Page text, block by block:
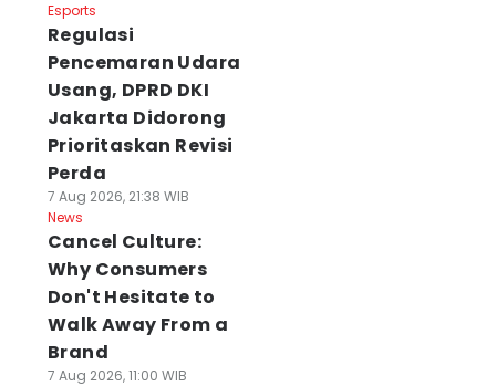
Esports
Regulasi
Pencemaran Udara
Usang, DPRD DKI
Jakarta Didorong
Prioritaskan Revisi
Perda
7 Aug 2026, 21:38 WIB
News
Cancel Culture:
Why Consumers
Don't Hesitate to
Walk Away From a
Brand
7 Aug 2026, 11:00 WIB